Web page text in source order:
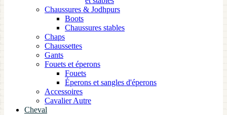
Chaussures & Jodhpurs
Boots
Chaussures stables
Chaps
Chaussettes
Gants
Fouets et éperons
Fouets
Éperons et sangles d'éperons
Accessoires
Cavalier Autre
Cheval